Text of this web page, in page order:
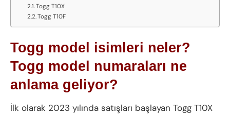
Togg T10X
Togg T10F
Togg model isimleri neler?
Togg model numaraları ne
anlama geliyor?
İlk olarak 2023 yılında satışları başlayan Togg T10X